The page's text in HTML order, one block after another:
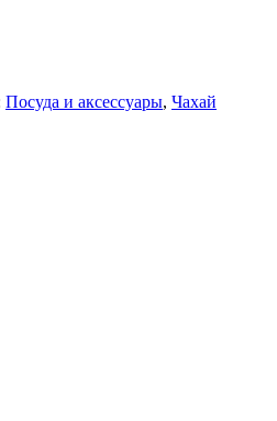
Посуда и аксессуары, Чахай